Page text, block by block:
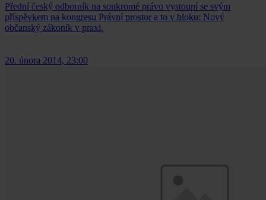
Přední český odborník na soukromé právo vystoupí se svým
příspěvkem na kongresu Právní prostor a to v bloku: Nový
občanský zákoník v praxi.
20. února 2014, 23:00